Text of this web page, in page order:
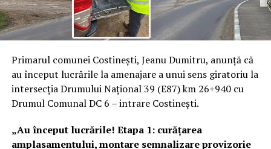
Primarul comunei Costinești, Jeanu Dumitru, anunță că
au început lucrările la amenajare a unui sens giratoriu la
intersecția Drumului Național 39 (E87) km 26+940 cu
Drumul Comunal DC 6 – intrare Costinești.
„Au început lucrările! Etapa 1: curățarea
amplasamentului, montare semnalizare provizorie